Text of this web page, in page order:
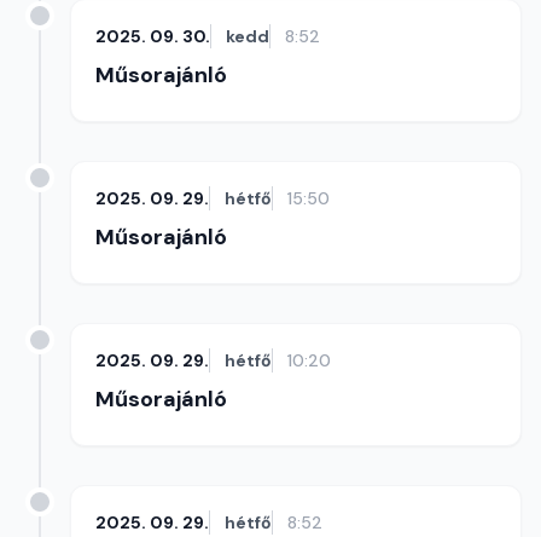
2025. 09. 30. kedd 8:52
Műsorajánló
2025. 09. 29. hétfő 15:50
Műsorajánló
2025. 09. 29. hétfő 10:20
Műsorajánló
2025. 09. 29. hétfő 8:52